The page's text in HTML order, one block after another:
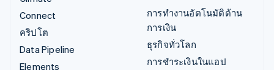
Connect
คริปโต
Data Pipeline
Elements
การทำงานอัตโนมัติด้าน
การเงิน
ธุรกิจทั่วโลก
การชำระเงินในแอป